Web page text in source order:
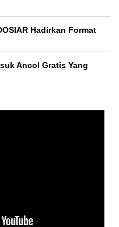
Hadirkan Format
Ancol Gratis Yang